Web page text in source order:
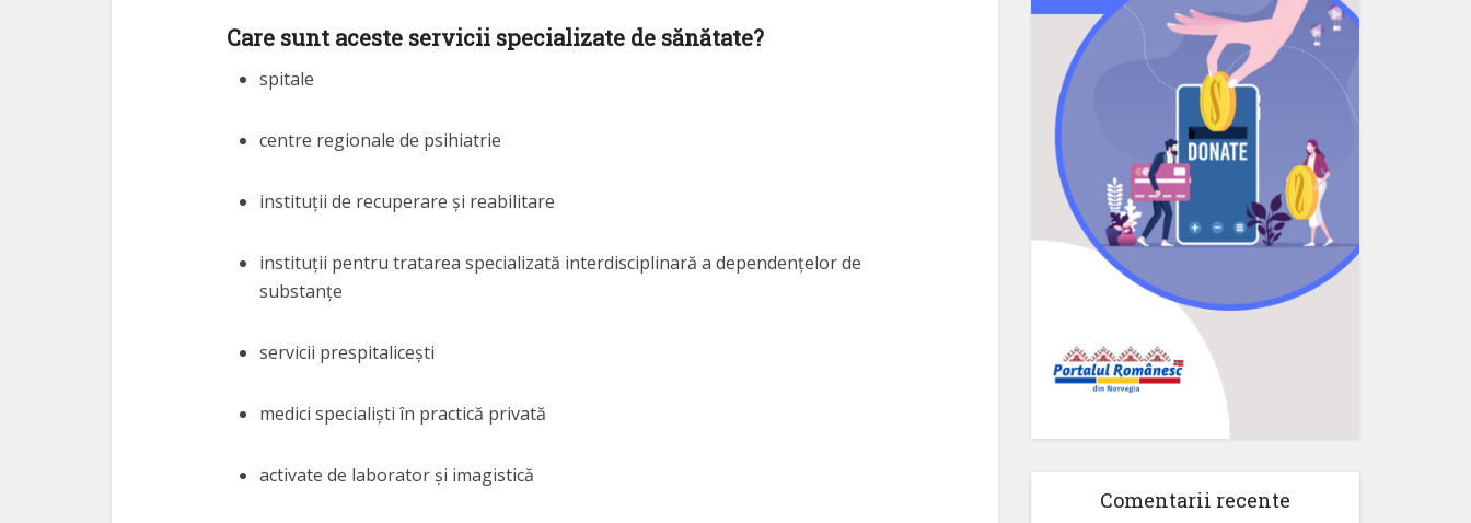
Care sunt aceste servicii specializate de sănătate?
spitale
centre regionale de psihiatrie
instituții de recuperare și reabilitare
instituții pentru tratarea specializată interdisciplinară a dependențelor de
substanțe
servicii prespitalicești
medici specialiști în practică privată
activate de laborator și imagistică
Comentarii recente